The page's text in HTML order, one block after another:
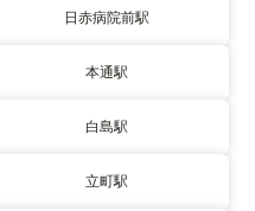
日赤病院前駅
本通駅
白島駅
立町駅